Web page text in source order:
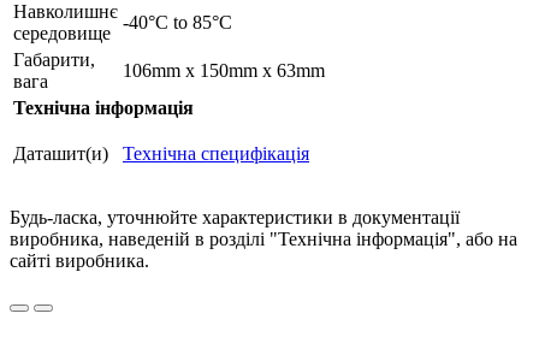
Навколишнє
середовище
-40°C to 85°C
Габарити,
вага
106mm x 150mm x 63mm
Технічна інформація
Даташит(и) Технічна специфікація
Будь-ласка, уточнюйте характеристики в документації
виробника, наведеній в розділі "Технічна інформація", або на
сайті виробника.